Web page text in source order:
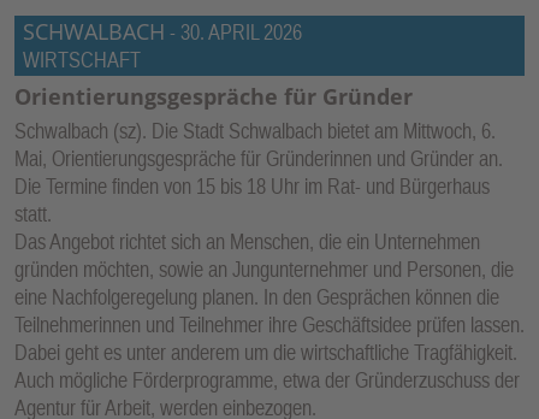
SCHWALBACH - 30. APRIL 2026
WIRTSCHAFT
Orientierungsgespräche für Gründer
Schwalbach (sz). Die Stadt Schwalbach bietet am Mittwoch, 6.
Mai, Orientierungsgespräche für Gründerinnen und Gründer an.
Die Termine finden von 15 bis 18 Uhr im Rat- und Bürgerhaus
statt.
Das Angebot richtet sich an Menschen, die ein Unternehmen
gründen möchten, sowie an Jungunternehmer und Personen, die
eine Nachfolgeregelung planen. In den Gesprächen können die
Teilnehmerinnen und Teilnehmer ihre Geschäftsidee prüfen lassen.
Dabei geht es unter anderem um die wirtschaftliche Tragfähigkeit.
Auch mögliche Förderprogramme, etwa der Gründerzuschuss der
Agentur für Arbeit, werden einbezogen.